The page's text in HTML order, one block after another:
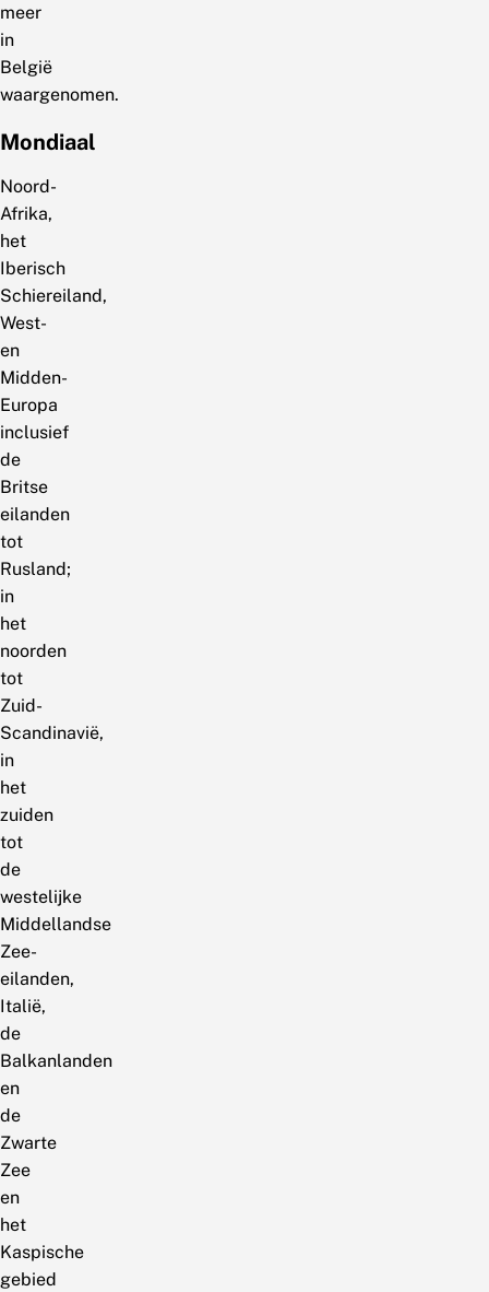
meer
in
België
waargenomen.
Mondiaal
Noord-
Afrika,
het
Iberisch
Schiereiland,
West-
en
Midden-
Europa
inclusief
de
Britse
eilanden
tot
Rusland;
in
het
noorden
tot
Zuid-
Scandinavië,
in
het
zuiden
tot
de
westelijke
Middellandse
Zee-
eilanden,
Italië,
de
Balkanlanden
en
de
Zwarte
Zee
en
het
Kaspische
gebied